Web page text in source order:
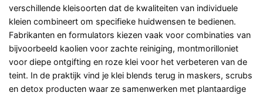
verschillende kleisoorten dat de kwaliteiten van individuele
kleien combineert om specifieke huidwensen te bedienen.
Fabrikanten en formulators kiezen vaak voor combinaties van
bijvoorbeeld kaolien voor zachte reiniging, montmorilloniet
voor diepe ontgifting en roze klei voor het verbeteren van de
teint. In de praktijk vind je klei blends terug in maskers, scrubs
en detox producten waar ze samenwerken met plantaardige